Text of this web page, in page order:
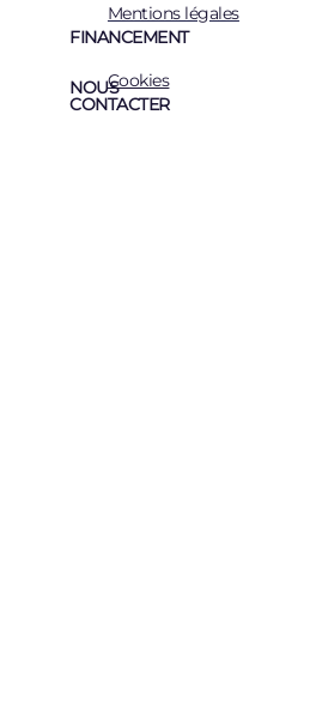
FINANCEMENT
NOUS
CONTACTER
Mentions légales
Cookies